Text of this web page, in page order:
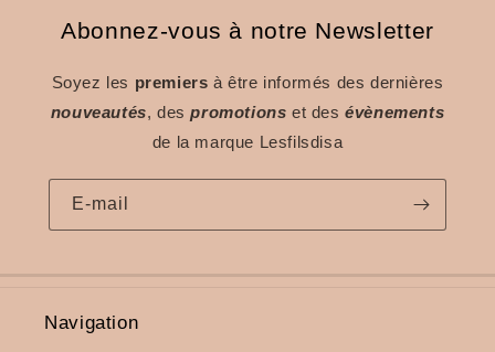
Abonnez-vous à notre Newsletter
Soyez les premiers à être informés des dernières
nouveautés, despromotions et desévènements
de la marque Lesfilsdisa
E-mail
Navigation